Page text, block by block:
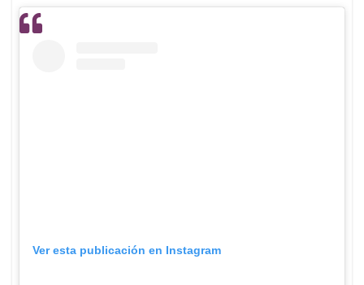
Ver esta publicación en Instagram